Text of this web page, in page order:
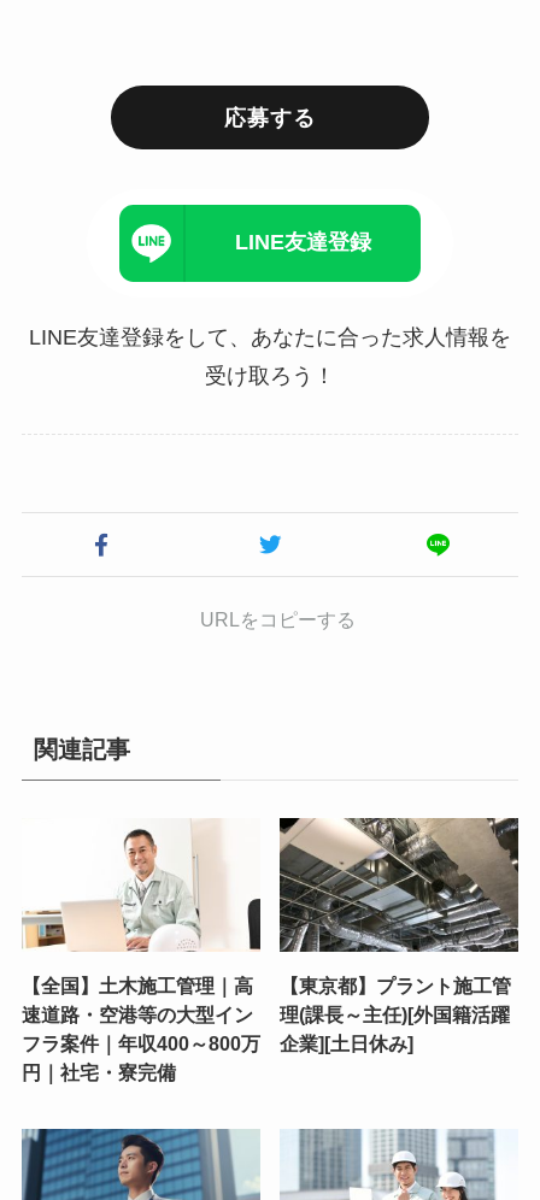
応募する
LINE友達登録
LINE友達登録をして、あなたに合った求人情報を
受け取ろう！
URLをコピーする
関連記事
【全国】土木施工管理｜高
速道路・空港等の大型イン
フラ案件｜年収400～800万
円｜社宅・寮完備
【東京都】プラント施工管
理(課長～主任)[外国籍活躍
企業][土日休み]